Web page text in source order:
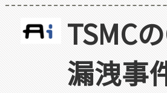
TSMC
漏洩事